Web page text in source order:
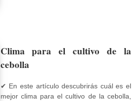
Clima para el cultivo de la
cebolla
✔ En este artículo descubrirás cuál es el
mejor clima para el cultivo de la cebolla,